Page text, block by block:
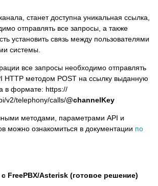
станет доступна уникальная ссылка,
отправлять все запросы, а также
установить связь между пользователями
системы.
все запросы необходимо отправлять
HTTP методом POST на ссылку выданную
в формате: https://
v2/telephony/calls/@channelKey
методами, параметрами API и
можно ознакомиться в документации по
FreePBX/Asterisk (готовое решение)